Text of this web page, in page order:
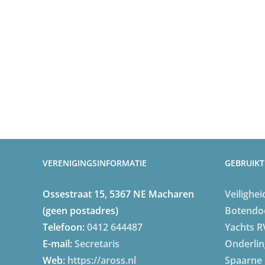
VERENIGINGSINFORMATIE
Ossestraat 15, 5367 NE Macharen
(geen postadres)
Telefoon:0412 644487
E-mail:Secretaris
Web: https://aross.nl
Yachts